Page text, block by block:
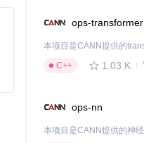
ops-transformer
C++
1.03 K
ops-nn